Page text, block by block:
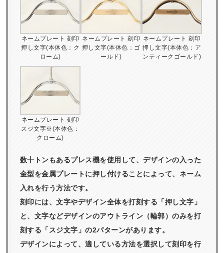
ネームプレート 刻印
押し文字(本体色：ク
ローム)
ネームプレート 刻印
押し文字(本体色：ゴ
ールド)
ネームプレート 刻印
押し文字(本体色：ア
ンティークゴールド)
ネームプレート 刻印
スジ文字※(本体色：
クローム)
数十トンもあるプレス機を使用して、デザインの入った
金型を金属プレートに押し付けることによって、ネーム
入れを行う方法です。
刻印には、文字やデザイン全体を打刻する「押し文字」
と、文字などデザインのアウトライン（輪郭）のみを打
刻する「スジ文字」の2パターンがあります。
デザインによって、適している方法を選択して刻印を行